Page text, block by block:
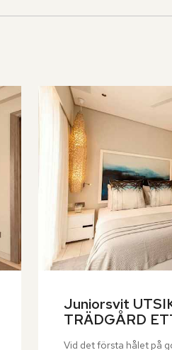
Juniorsvit
TRÄDGÅRD
Vid det första hålet på